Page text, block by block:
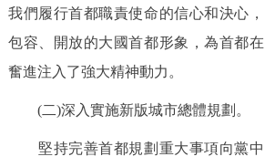
我們履行首都職責使命的信心和決心，
包容、開放的大國首都形象，為首都
奮進注入了強大精神動力。
(二)深入實施新版城市總體規劃。
堅持完善首都規劃重大事項向黨中